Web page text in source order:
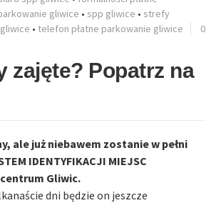
gliwice • spp gliwice • strefy
• telefon płatne parkowanie gliwice
0
zajęte? Popatrz na
ale już niebawem zostanie w pełni
IDENTYFIKACJI MIEJSC
centrum Gliwic.
dni będzie on jeszcze